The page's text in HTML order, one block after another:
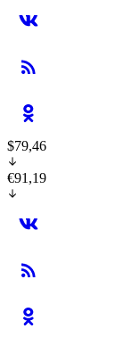
$79,46
€91,19